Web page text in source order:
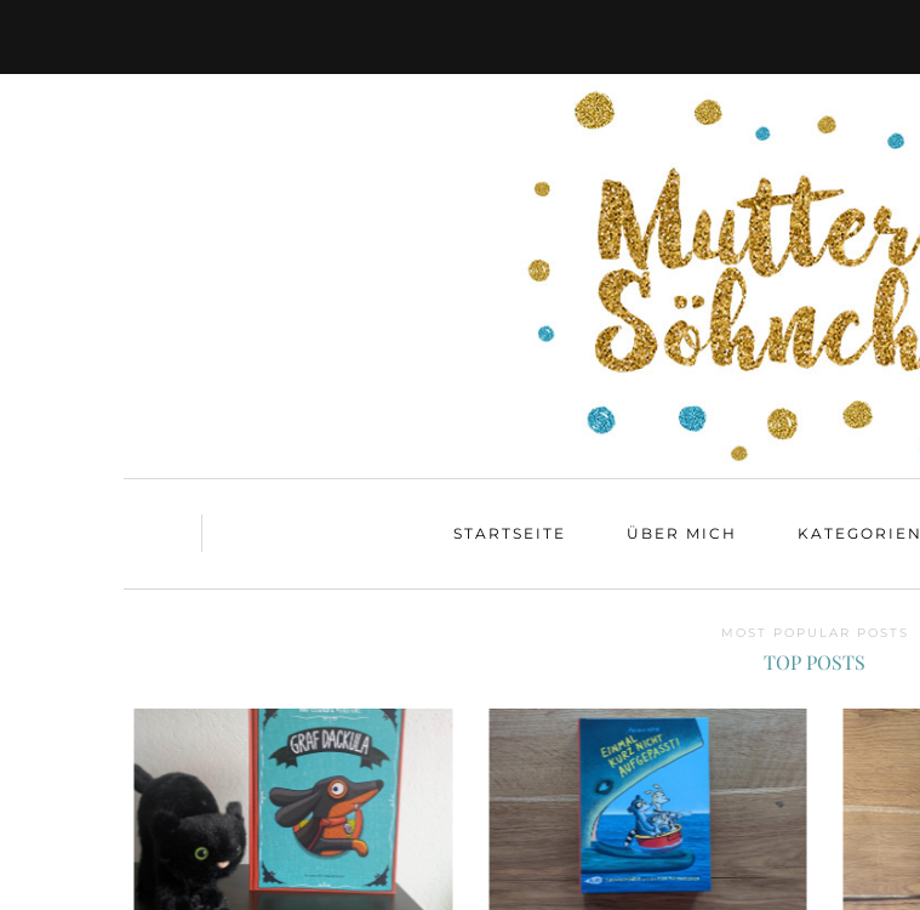
STARTSEITE ÜBER MICH KATEGORIEN
MOST POPULAR POSTS
TOP POSTS